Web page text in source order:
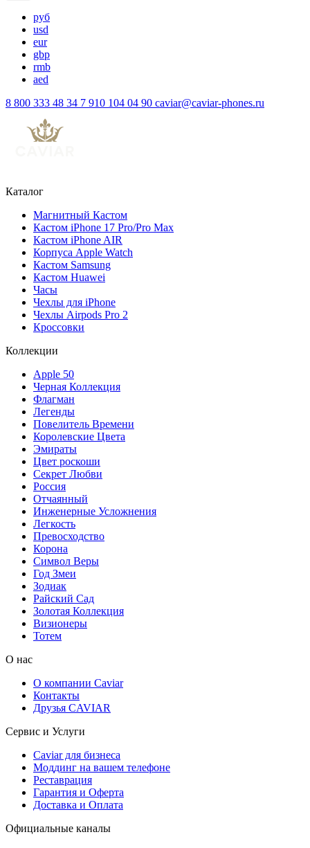
руб
usd
eur
gbp
rmb
aed
8 800 333 48 34 7 910 104 04 90 caviar@caviar-phones.ru
Каталог
Магнитный Кастом
Кастом iPhone 17 Pro/Pro Max
Кастом iPhone AIR
Корпуса Apple Watch
Кастом Samsung
Кастом Huawei
Часы
Чехлы для iPhone
Чехлы Airpods Pro 2
Кроссовки
Коллекции
Apple 50
Черная Коллекция
Флагман
Легенды
Повелитель Времени
Королевские Цвета
Эмираты
Цвет роскоши
Секрет Любви
Россия
Отчаянный
Инженерные Усложнения
Легкость
Превосходство
Корона
Символ Веры
Год Змеи
Зодиак
Райский Сад
Золотая Коллекция
Визионеры
Тотем
О нас
О компании Caviar
Контакты
Друзья CAVIAR
Сервис и Услуги
Caviar для бизнеса
Моддинг на вашем телефоне
Реставрация
Гарантия и Оферта
Доставка и Оплата
Официальные каналы